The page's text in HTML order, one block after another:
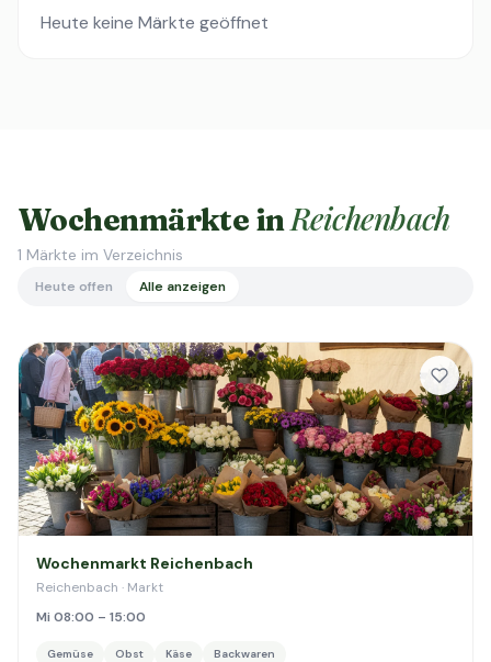
Heute keine Märkte geöffnet
Wochenmärkte inReichenbach
1 Märkte im Verzeichnis
Heute offen Alle anzeigen
Wochenmarkt Reichenbach
Reichenbach · Markt
Mi 08:00 – 15:00
Gemüse Obst Käse Backwaren